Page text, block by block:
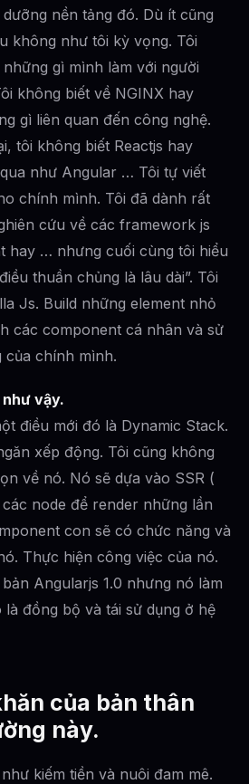
nền tảng đó. Dù ít cũng
không như tôi kỳ vọng. Tôi
gì mình làm với người
không biết về NGINX hay
gì liên quan đến công nghệ.
tôi không biết Reactjs hay
như Angular … Tôi tự viết
chính mình. Tôi đã dành rất
cứu về các framework js
hay … nhưng cuối cùng tôi hiểu
thuần chủng là lâu dài”. Tôi
Js. Build những element nhỏ
các component cá nhân và sử
của chính mình.
vậy.
điều mới đó là Dynamic Stack.
xếp động. Tôi cũng không
về nó. Nó sẽ dựa vào SSR (
node để render những lần
con sẽ có chức năng và
Thực hiện công việc của nó.
Angularjs 1.0 nhưng nó làm
đồng bộ và tái sử dụng ở hệ
của bản thân
này.
kiếm tiền và nuôi đam mê.